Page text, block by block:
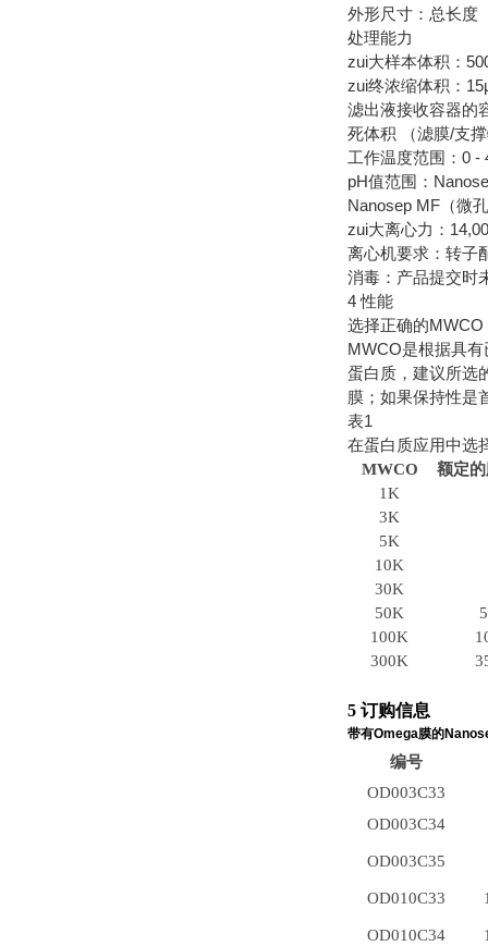
外形尺寸：总长度
处理能力
zui大样本体积：
zui终浓缩体积：
滤出液接收容器的
死体积 （滤膜/支
工作温度范围：0 -
pH值范围：
Nanosep MF（微
zui大离心力：
离心机要求：转子
消毒：产品提交时
4 性能
选择正确的MWCO
MWCO是根据具
蛋白质，建议所选
膜；如果保持性是
表1
在蛋白质应用中选
MWCO
额定
1K
3K
5K
10K
30K
50K
100K
300K
5 订购信息
带有Omega膜的
编号
OD003C33
OD003C34
OD003C35
OD010C33
OD010C34